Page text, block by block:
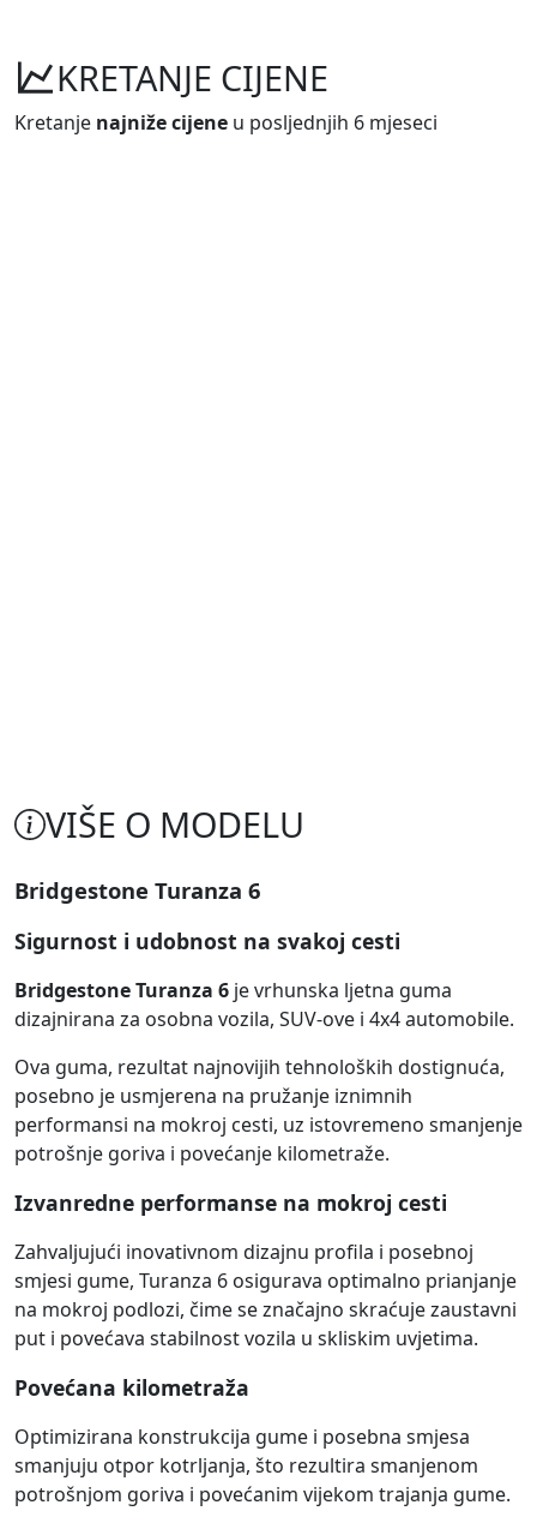
KRETANJE CIJENE
Kretanje najniže cijene u posljednjih 6 mjeseci
VIŠE O MODELU
Bridgestone Turanza 6
Sigurnost i udobnost na svakoj cesti
Bridgestone Turanza 6 je vrhunska ljetna guma
dizajnirana za osobna vozila, SUV-ove i 4x4 automobile.
Ova guma, rezultat najnovijih tehnoloških dostignuća,
posebno je usmjerena na pružanje iznimnih
performansi na mokroj cesti, uz istovremeno smanjenje
potrošnje goriva i povećanje kilometraže.
Izvanredne performanse na mokroj cesti
Zahvaljujući inovativnom dizajnu profila i posebnoj
smjesi gume, Turanza 6 osigurava optimalno prianjanje
na mokroj podlozi, čime se značajno skraćuje zaustavni
put i povećava stabilnost vozila u skliskim uvjetima.
Povećana kilometraža
Optimizirana konstrukcija gume i posebna smjesa
smanjuju otpor kotrljanja, što rezultira smanjenom
potrošnjom goriva i povećanim vijekom trajanja gume.